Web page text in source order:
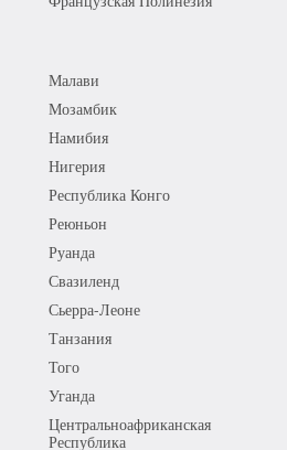
Малави
Мозамбик
Намибия
Нигерия
Республика Конго
Реюньон
Руанда
Свазиленд
Сьерра-Леоне
Танзания
Того
Уганда
Центральноафриканская
Республика